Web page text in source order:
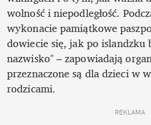
wolność i niepodległość.
wykonacie pamiątkowe
dowiecie się, jak po islandzku
nazwisko" – zapowiadają
przeznaczone są dla dzieci w
rodzicami.
REKLAMA